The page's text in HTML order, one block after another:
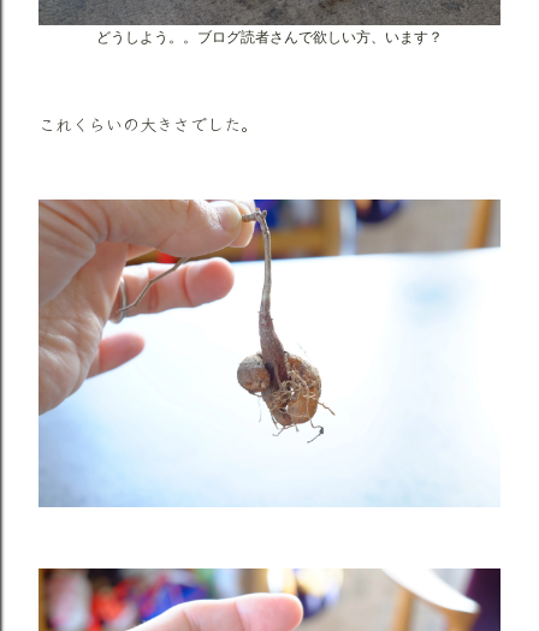
どうしよう。。ブログ読者さんで欲しい方、います？
これくらいの大きさでした。